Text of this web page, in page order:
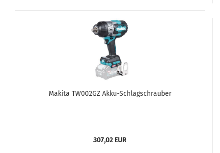
Makita TW002GZ Akku-Schlagschrauber
307,02 EUR